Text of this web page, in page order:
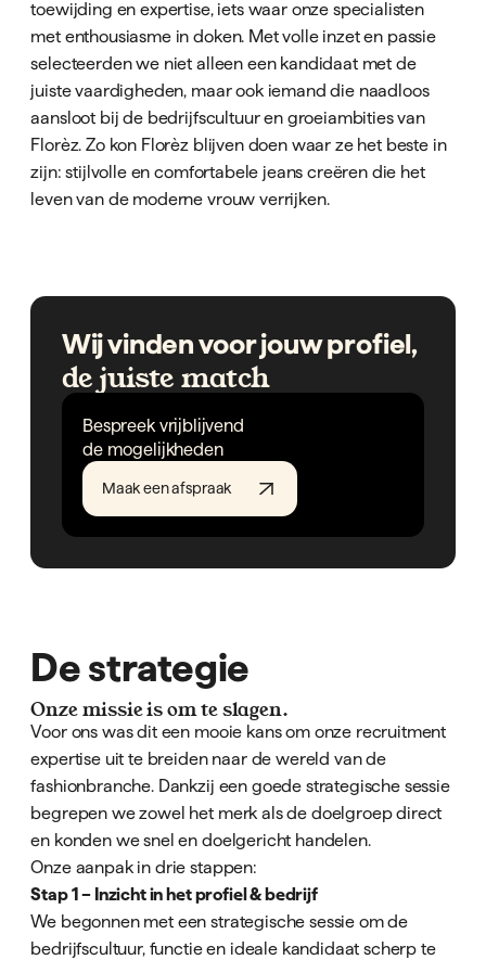
toewijding en expertise, iets waar onze specialisten
met enthousiasme in doken. Met volle inzet en passie
selecteerden we niet alleen een kandidaat met de
juiste vaardigheden, maar ook iemand die naadloos
aansloot bij de bedrijfscultuur en groeiambities van
Florèz. Zo kon Florèz blijven doen waar ze het beste in
zijn: stijlvolle en comfortabele jeans creëren die het
leven van de moderne vrouw verrijken.
Wij vinden voor jouw profiel,
de juiste match
Bespreek vrijblijvend
de mogelijkheden
Maak een afspraak
De strategie
Onze missie is om te slagen.
Voor ons was dit een mooie kansom onze recruitment
expertise uit te breiden naar de wereld van de
fashionbranche. Dankzij een goede strategische sessie
begrepen we zowel het merk als de doelgroep direct
en konden we snel en doelgericht handelen.
Onze aanpak in drie stappen:
Stap 1 – Inzicht in het profiel & bedrijf
We begonnen met een strategische sessie om de
bedrijfscultuur, functie en ideale kandidaat scherp te